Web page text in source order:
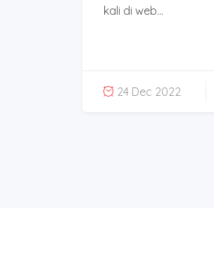
kali di web...
24 Dec 2022